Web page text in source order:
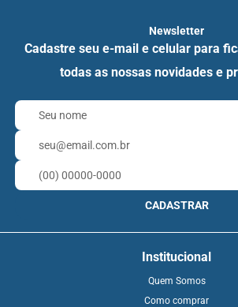
Newsletter
Cadastre seu e-mail e celular para
todas as nossas novidades e
CADASTRAR
Institucional
Quem Somos
Como comprar